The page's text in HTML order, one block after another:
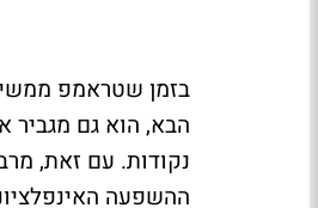
בזמן שטראמפ
נקודות. עם זאת,
ההשפעה